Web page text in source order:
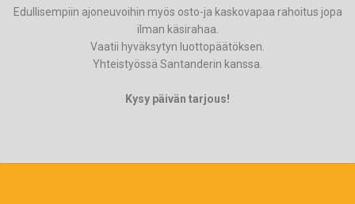
Edullisempiin ajoneuvoihin myös osto-ja kaskovapaa rahoitus jopa
ilman käsirahaa.
Vaatii hyväksytyn luottopäätöksen.
Yhteistyössä Santanderin kanssa.
Kysy päivän tarjous!